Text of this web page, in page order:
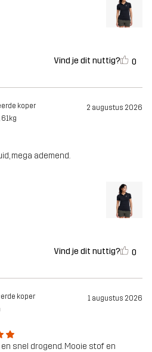
Vind je dit nuttig? 0
koper 2 augustus 2026
61kg
mega ademend.
Vind je dit nuttig? 0
koper 1 augustus 2026
snel drogend. Mooie stof en